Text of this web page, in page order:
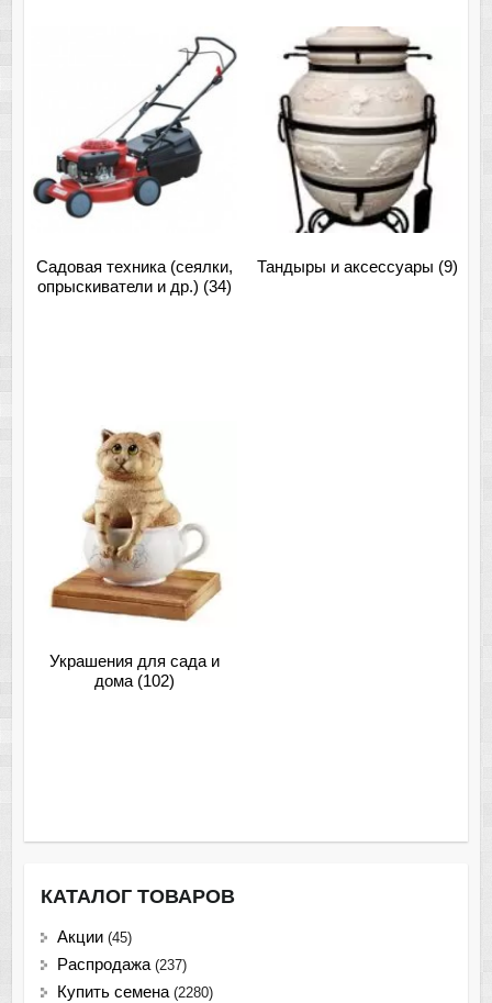
Садовая техника (сеялки,
опрыскиватели и др.) (34)
Тандыры и аксессуары (9)
Украшения для сада и
дома (102)
КАТАЛОГ ТОВАРОВ
Акции (45)
Распродажа (237)
Купить семена (2280)